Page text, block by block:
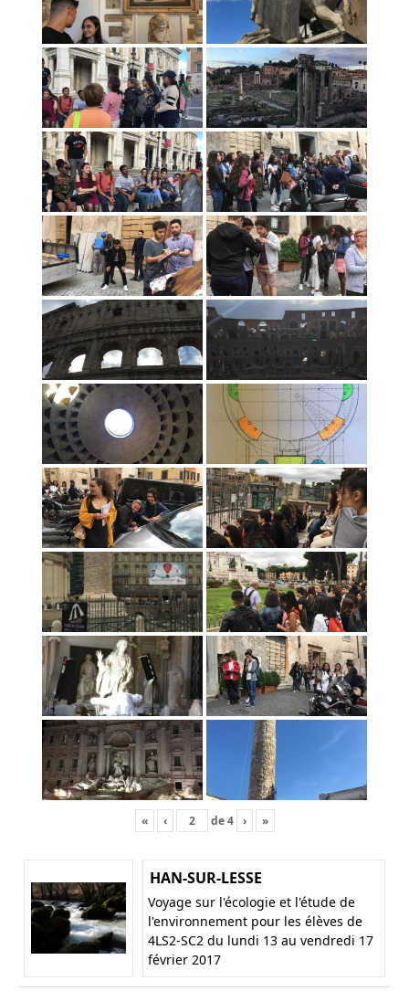
« ‹ de4 › »
HAN-SUR-LESSE
Voyage sur l'écologie et l'étude de
l'environnement pour les élèves de
4LS2-SC2 du lundi 13 au vendredi 17
février 2017